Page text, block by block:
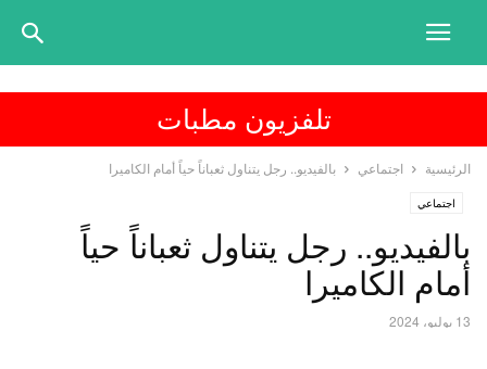
تلفزيون مطبات
الرئيسية اجتماعي بالفيديو.. رجل يتناول ثعباناً حياً أمام الكاميرا
اجتماعي
بالفيديو.. رجل يتناول ثعباناً حياً
أمام الكاميرا
13 يوليو، 2024